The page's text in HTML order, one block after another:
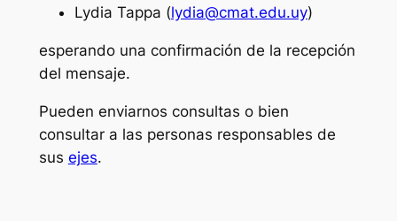
Lydia Tappa (lydia@cmat.edu.uy)
esperando una confirmación de la recepción
del mensaje.
Pueden enviarnos consultas o bien
consultar a las personas responsables de
sus ejes.